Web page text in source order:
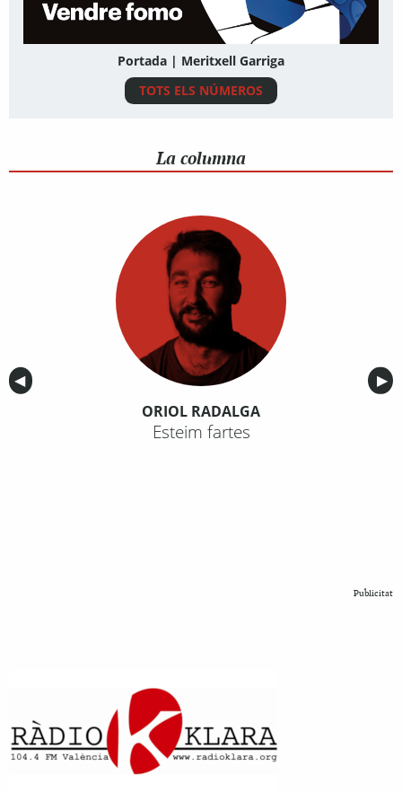
Portada | Meritxell Garriga
TOTS ELS NÚMEROS
La columna
Anterior
◀︎ ▶︎
ORIOL RADALGA
Esteim fartes
Publicitat